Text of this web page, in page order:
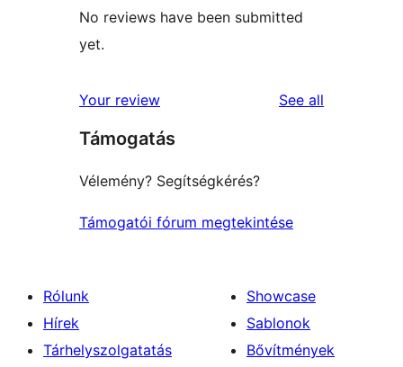
No reviews have been submitted
yet.
Your review See all
Támogatás
Vélemény? Segítségkérés?
Támogatói fórum megtekintése
Rólunk
Hírek
Tárhelyszolgatatás
Showcase
Sablonok
Bővítmények